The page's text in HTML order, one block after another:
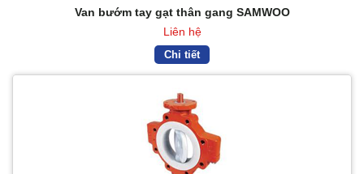
Van bướm tay gạt thân gang SAMWOO
Liên hệ
Chi tiết